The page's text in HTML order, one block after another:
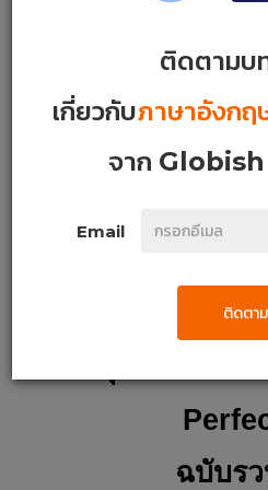
ฉบับร
ติดตามบ
เกี่ยวกับภาษาอังกฤ
จาก Globish
Email
ติดตาม